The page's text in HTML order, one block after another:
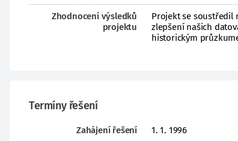
Zhodnocení výsledků
projektu
Projekt se soustředil
zlepšení našich
historickým
Termíny řešení
Zahájení řešení 1. 1. 1996